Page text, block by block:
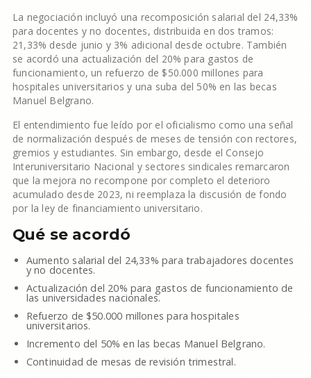
La negociación incluyó una recomposición salarial del 24,33%
para docentes y no docentes, distribuida en dos tramos:
21,33% desde junio y 3% adicional desde octubre. También
se acordó una actualización del 20% para gastos de
funcionamiento, un refuerzo de $50.000 millones para
hospitales universitarios y una suba del 50% en las becas
Manuel Belgrano.
El entendimiento fue leído por el oficialismo como una señal
de normalización después de meses de tensión con rectores,
gremios y estudiantes. Sin embargo, desde el Consejo
Interuniversitario Nacional y sectores sindicales remarcaron
que la mejora no recompone por completo el deterioro
acumulado desde 2023, ni reemplaza la discusión de fondo
por la ley de financiamiento universitario.
Qué se acordó
Aumento salarial del 24,33% para trabajadores docentes
y no docentes.
Actualización del 20% para gastos de funcionamiento de
las universidades nacionales.
Refuerzo de $50.000 millones para hospitales
universitarios.
Incremento del 50% en las becas Manuel Belgrano.
Continuidad de mesas de revisión trimestral.